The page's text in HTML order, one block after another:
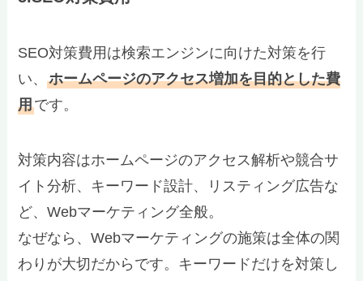
SEO対策費用は検索エンジンに向けた対策を行
い、ホームページのアクセス増加を目的とした費
用です。
対策内容はホームページのアクセス解析や競合サ
イト分析、キーワード設計、リスティング広告な
ど、Webマーケティング全般。
なぜなら、Webマーケティングの施策は全体の関
わりが大切だからです。キーワードだけを対策し